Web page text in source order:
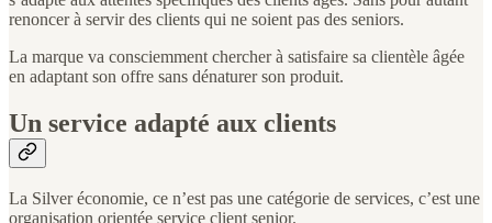
renoncer à servir des clients qui ne soient pas des seniors.
La marque va consciemment chercher à satisfaire sa clientèle âgée
en adaptant son offre sans dénaturer son produit.
Un service adapté aux clients
La Silver économie, ce n’est pas une catégorie de services, c’est une
organisation orientée service client senior.